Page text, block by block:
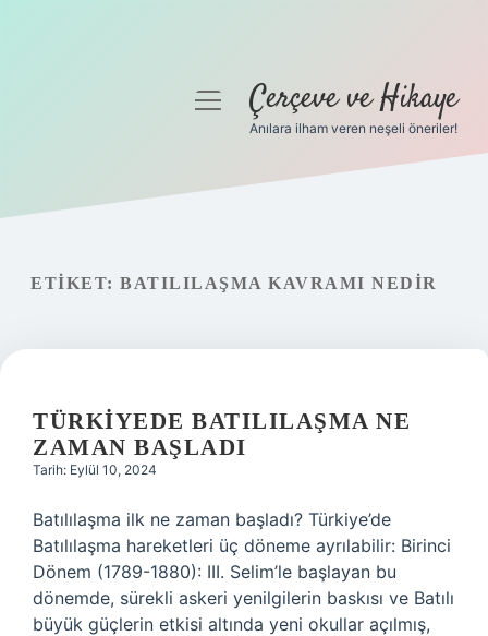
Gizlilik Politikası
menüyüÇerçeve ve Hikaye
Anılara ilham veren neşeli öneriler!
ETIKET: BATILILAŞMA KAVRAMI NEDIR
TÜRKIYEDE BATILILAŞMA NE
ZAMAN BAŞLADI
Tarih: Eylül 10, 2024
Batılılaşma ilk ne zaman başladı? Türkiye’de
Batılılaşma hareketleri üç döneme ayrılabilir: Birinci
Dönem (1789-1880): III. Selim’le başlayan bu
dönemde, sürekli askeri yenilgilerin baskısı ve Batılı
büyük güçlerin etkisi altında yeni okullar açılmış,